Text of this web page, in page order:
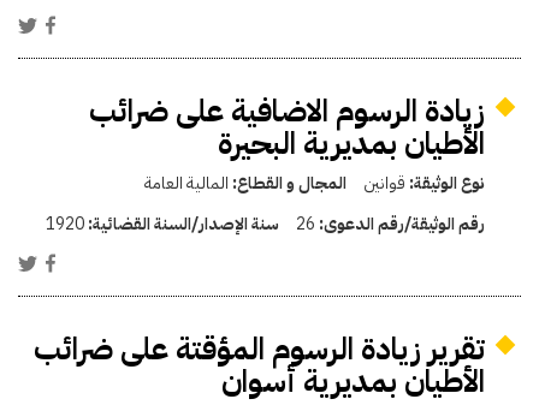
زيادة الرسوم الاضافية على ضرائب
الأطيان بمديرية البحيرة
نوع الوثيقة: قوانين المجال و القطاع: المالية العامة
رقم الوثيقة/رقم الدعوى: 26 سنة الإصدار/السنة القضائية:1920
تقرير زيادة الرسوم المؤقتة على ضرائب
الأطيان بمديرية أسوان